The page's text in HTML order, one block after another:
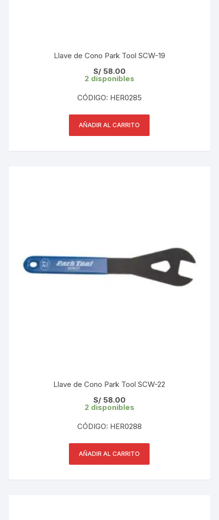
Llave de Cono Park Tool SCW-19
S/58.00
2 disponibles
CÓDIGO: HER0285
AÑADIR AL CARRITO
Llave de Cono Park Tool SCW-22
S/58.00
2 disponibles
CÓDIGO: HER0288
AÑADIR AL CARRITO